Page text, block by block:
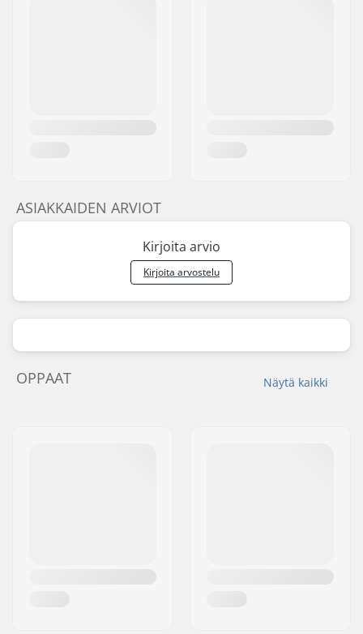
ASIAKKAIDEN ARVIOT
Kirjoita arvio
Kirjoita arvostelu
Näytä kaikki
OPPAAT